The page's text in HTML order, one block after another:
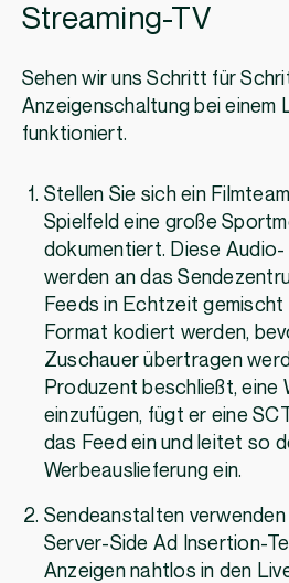
Streaming-TV
Sehen wir uns Schritt für
Anzeigenschaltung bei einem
funktioniert.
Stellen Sie sich ein
Spielfeld eine große
dokumentiert. Diese Audio-
werden an das
Feeds in Echtzeit gemischt
Format kodiert werden,
Zuschauer übertragen
Produzent beschließt, eine
einzufügen, fügt er eine
das Feed ein und leitet so
Werbeauslieferung ein.
Sendeanstalten
Server-Side Ad Insertion-
Anzeigen nahtlos in den